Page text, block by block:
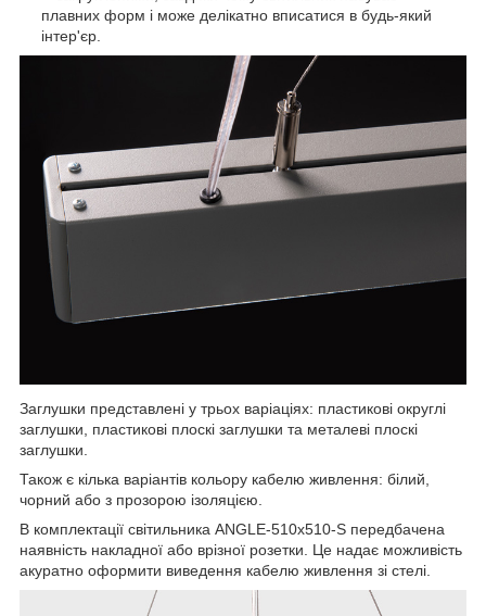
плавних форм і може делікатно вписатися в будь-який
інтер'єр.
Заглушки представлені у трьох варіаціях: пластикові округлі
заглушки, пластикові плоскі заглушки та металеві плоскі
заглушки.
Також є кілька варіантів кольору кабелю живлення: білий,
чорний або з прозорою ізоляцією.
В комплектації світильника ANGLE-510x510-S передбачена
наявність накладної або врізної розетки. Це надає можливість
акуратно оформити виведення кабелю живлення зі стелі.